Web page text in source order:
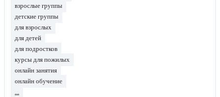
взрослые группы
детские группы
для взрослых
для детей
для подростков
курсы для пожилых
онлайн занятия
онлайн обучение
...